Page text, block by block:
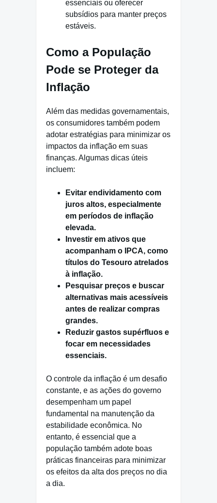
essenciais ou oferecer
subsídios para manter preços
estáveis.
Como a População
Pode se Proteger da
Inflação
Além das medidas governamentais,
os consumidores também podem
adotar estratégias para minimizar os
impactos da inflação em suas
finanças. Algumas dicas úteis
incluem:
Evitar endividamento com
juros altos, especialmente
em períodos de inflação
elevada.
Investir em ativos que
acompanham o IPCA, como
títulos do Tesouro atrelados
à inflação.
Pesquisar preços e buscar
alternativas mais acessíveis
antes de realizar compras
grandes.
Reduzir gastos supérfluos e
focar em necessidades
essenciais.
O controle da inflação é um desafio
constante, e as ações do governo
desempenham um papel
fundamental na manutenção da
estabilidade econômica. No
entanto, é essencial que a
população também adote boas
práticas financeiras para minimizar
os efeitos da alta dos preços no dia
a dia.